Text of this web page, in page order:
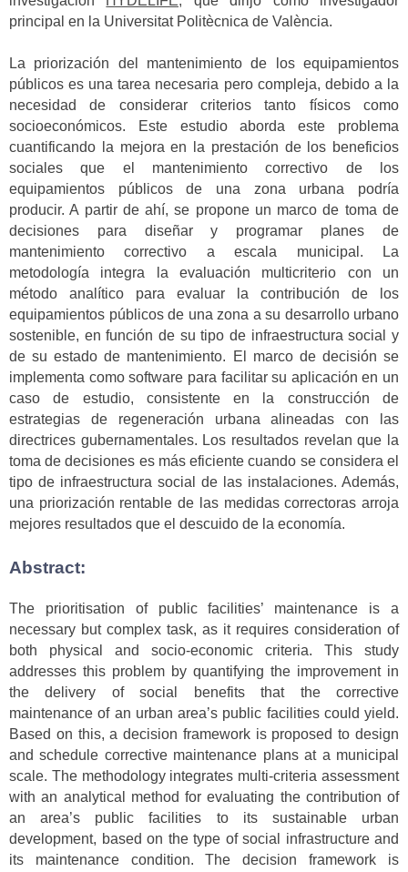
principal en la Universitat Politècnica de València.
La priorización del mantenimiento de los equipamientos
públicos es una tarea necesaria pero compleja, debido a la
necesidad de considerar criterios tanto físicos como
socioeconómicos. Este estudio aborda este problema
cuantificando la mejora en la prestación de los beneficios
sociales que el mantenimiento correctivo de los
equipamientos públicos de una zona urbana podría
producir. A partir de ahí, se propone un marco de toma de
decisiones para diseñar y programar planes de
mantenimiento correctivo a escala municipal. La
metodología integra la evaluación multicriterio con un
método analítico para evaluar la contribución de los
equipamientos públicos de una zona a su desarrollo urbano
sostenible, en función de su tipo de infraestructura social y
de su estado de mantenimiento. El marco de decisión se
implementa como software para facilitar su aplicación en un
caso de estudio, consistente en la construcción de
estrategias de regeneración urbana alineadas con las
directrices gubernamentales. Los resultados revelan que la
toma de decisiones es más eficiente cuando se considera el
tipo de infraestructura social de las instalaciones. Además,
una priorización rentable de las medidas correctoras arroja
mejores resultados que el descuido de la economía.
Abstract:
The prioritisation of public facilities’ maintenance is a
necessary but complex task, as it requires consideration of
both physical and socio-economic criteria. This study
addresses this problem by quantifying the improvement in
the delivery of social benefits that the corrective
maintenance of an urban area’s public facilities could yield.
Based on this, a decision framework is proposed to design
and schedule corrective maintenance plans at a municipal
scale. The methodology integrates multi-criteria assessment
with an analytical method for evaluating the contribution of
an area’s public facilities to its sustainable urban
development, based on the type of social infrastructure and
its maintenance condition. The decision framework is